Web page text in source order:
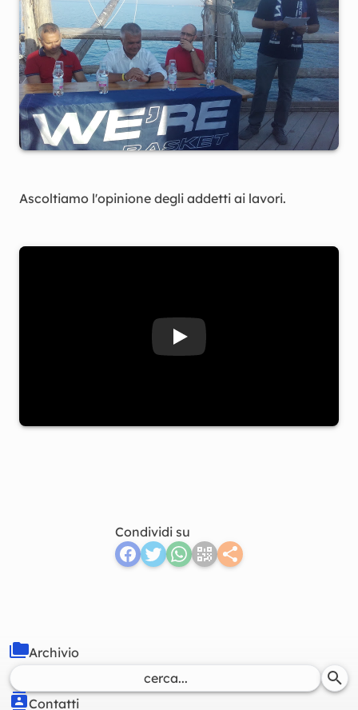
Ascoltiamo l'opinione degli addetti ai lavori.
Guarda il video Il Trabocco
Condividi su
Contatti
Archivio